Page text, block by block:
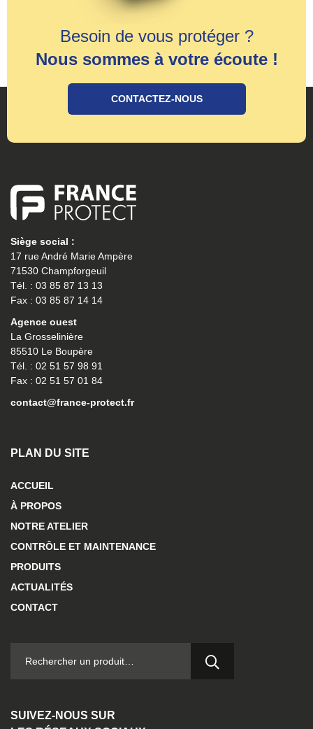
Besoin de vous protéger ?
Nous sommes à votre écoute !
CONTACTEZ-NOUS
Siège social :
17 rue André Marie Ampère
71530 Champforgeuil
Tél. : 03 85 87 13 13
Fax : 03 85 87 14 14
Agence ouest
La Grosselinière
85510 Le Boupère
Tél. : 02 51 57 98 91
Fax : 02 51 57 01 84
contact@france-protect.fr
PLAN DU SITE
ACCUEIL
À PROPOS
NOTRE ATELIER
CONTRÔLE ET MAINTENANCE
PRODUITS
ACTUALITÉS
CONTACT
SUIVEZ-NOUS SUR